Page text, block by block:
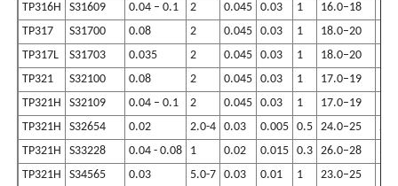
TP316H
S31609 0.04 – 0.1 2 0.045 0.03 1 16.0–18
TP317
S31700 0.08 2 0.045 0.03 1 18.0–20
TP317L
S31703 0.035 2 0.045 0.03 1 18.0–20
TP321
S32100 0.08 2 0.045 0.03 1 17.0–19
TP321H
S32109 0.04 – 0.1 2 0.045 0.03 1 17.0–19
TP321H
S32654 0.02 2.0-4 0.03 0.005 0.5 24.0–25
TP321H
S33228 0.04 - 0.08 1 0.02 0.015 0.3 26.0–28
TP321H
S34565 0.03 5.0-7 0.03 0.01 1 23.0–25